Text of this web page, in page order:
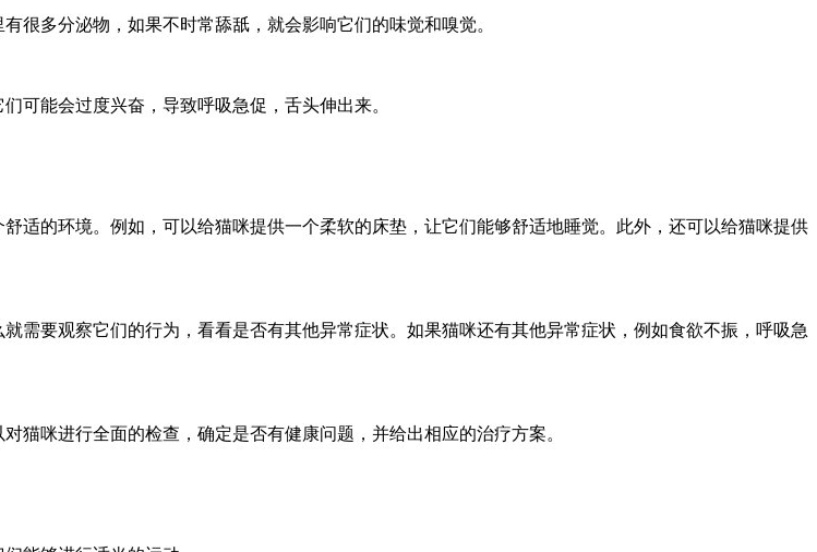
很多分泌物，如果不时常舔舐，就会影响它们的味觉和嗅觉。
可能会过度兴奋，导致呼吸急促，舌头伸出来。
适的环境。例如，可以给猫咪提供一个柔软的床垫，让它们能够舒适地睡觉。此外，还可以给猫咪提供
需要观察它们的行为，看看是否有其他异常症状。如果猫咪还有其他异常症状，例如食欲不振，呼吸急
猫咪进行全面的检查，确定是否有健康问题，并给出相应的治疗方案。